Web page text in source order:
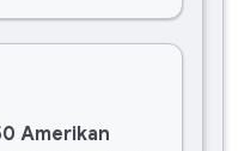
Amerikan